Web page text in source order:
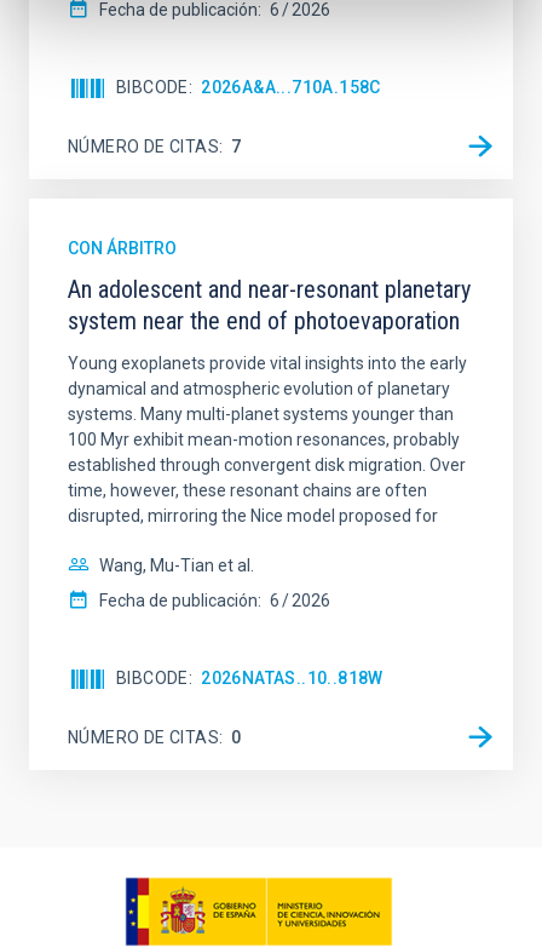
Fecha de publicación: 6 2026
BIBCODE 2026A&A...710A.158C
NÚMERO DE CITAS 7
CON ÁRBITRO
An adolescent and near-resonant planetary
system near the end of photoevaporation
Young exoplanets provide vital insights into the early
dynamical and atmospheric evolution of planetary
systems. Many multi-planet systems younger than
100 Myr exhibit mean-motion resonances, probably
established through convergent disk migration. Over
time, however, these resonant chains are often
disrupted, mirroring the Nice model proposed for
Wang, Mu-Tian et al.
Fecha de publicación: 6 2026
BIBCODE 2026NATAS..10..818W
NÚMERO DE CITAS 0